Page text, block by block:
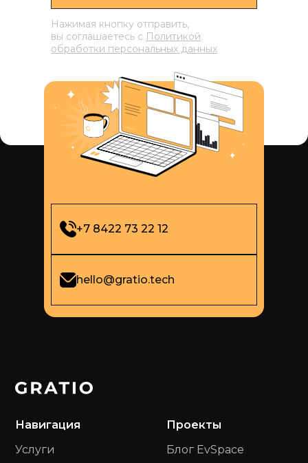
Нажимая кнопку отправить,
вы соглашаетесь с Политикой
обработки персональных данных
+7 8422 73 22 12
hello@gratio.tech
Проекты
Навигация
Услуги Блог EvSpace